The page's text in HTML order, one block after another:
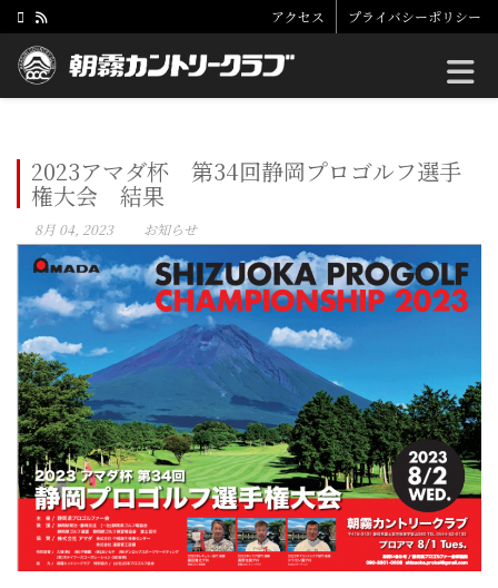
アクセス プライバシーポリシー
2023アマダ杯 第34回静岡プロゴルフ選手
権大会 結果
8月 04, 2023 お知らせ